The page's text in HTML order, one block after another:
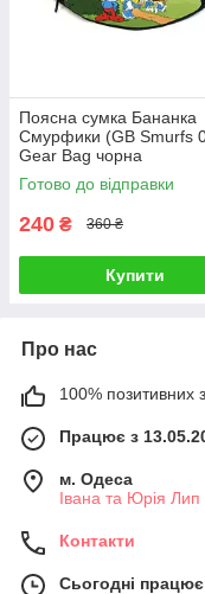
Поясна сумка Бананка
Смурфики (GB Smurfs
Gear Bag чорна
Готово до відправки
240 ₴ 360 ₴
Купити
Про нас
100% позитивних з
Працює з
м. Одеса
Івана та Юрія
Контакти
Сьогодні